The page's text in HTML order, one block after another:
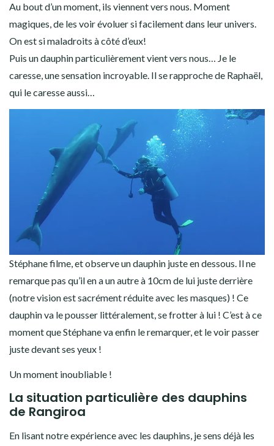
Au bout d’un moment, ils viennent vers nous. Moment
magiques, de les voir évoluer si facilement dans leur univers.
On est si maladroits à côté d’eux!
Puis un dauphin particulièrement vient vers nous… Je le
caresse, une sensation incroyable. Il se rapproche de Raphaël,
qui le caresse aussi…
Stéphane filme, et observe un dauphin juste en dessous. Il ne
remarque pas qu’il en a un autre à 10cm de lui juste derrière
(notre vision est sacrément réduite avec les masques) ! Ce
dauphin va le pousser littéralement, se frotter à lui ! C’est à ce
moment que Stéphane va enfin le remarquer, et le voir passer
juste devant ses yeux !
Un moment inoubliable !
La situation particulière des dauphins
de Rangiroa
En lisant notre expérience avec les dauphins, je sens déjà les